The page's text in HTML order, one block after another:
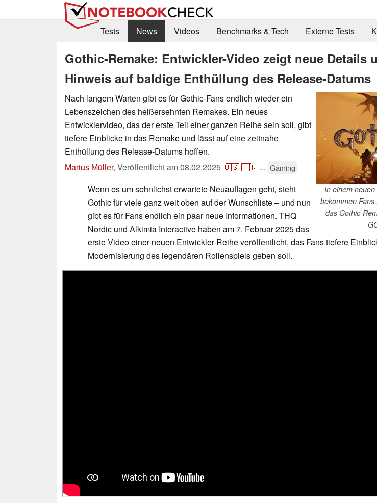
Tests
News Videos Benchmarks & Tech Externe Tests
Gothic-Remake: Entwickler-Video zeigt neue Details
Hinweis auf baldige Enthüllung des Release-Datums
In einem
bekommen
das Gothic-
Nach langem Warten gibt es für Gothic-Fans endlich wieder ein
Lebenszeichen des heißersehnten Remakes. Ein neues
Entwicklervideo, das der erste Teil einer ganzen Reihe sein soll, gibt
tiefere Einblicke in das Remake und lässt auf eine zeitnahe
Enthüllung des Release-Datums hoffen.
Marius Müller, Veröffentlicht am08.02.2025🇺🇸🇫🇷 ... Gaming
Wenn es um sehnlichst erwartete Neuauflagen geht, steht
Gothic für viele ganz weit oben auf der Wunschliste – und nun
gibt es für Fans endlich ein paar neue Informationen. THQ
Nordic und Alkimia Interactive haben am 7. Februar 2025 das
erste Video einer neuen Entwickler-Reihe veröffentlicht, das Fans tiefere
Modernisierung des legendären Rollenspiels geben soll.